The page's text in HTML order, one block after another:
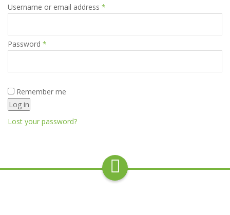
Username or email address *
Password *
Remember me
Log in
Lost your password?